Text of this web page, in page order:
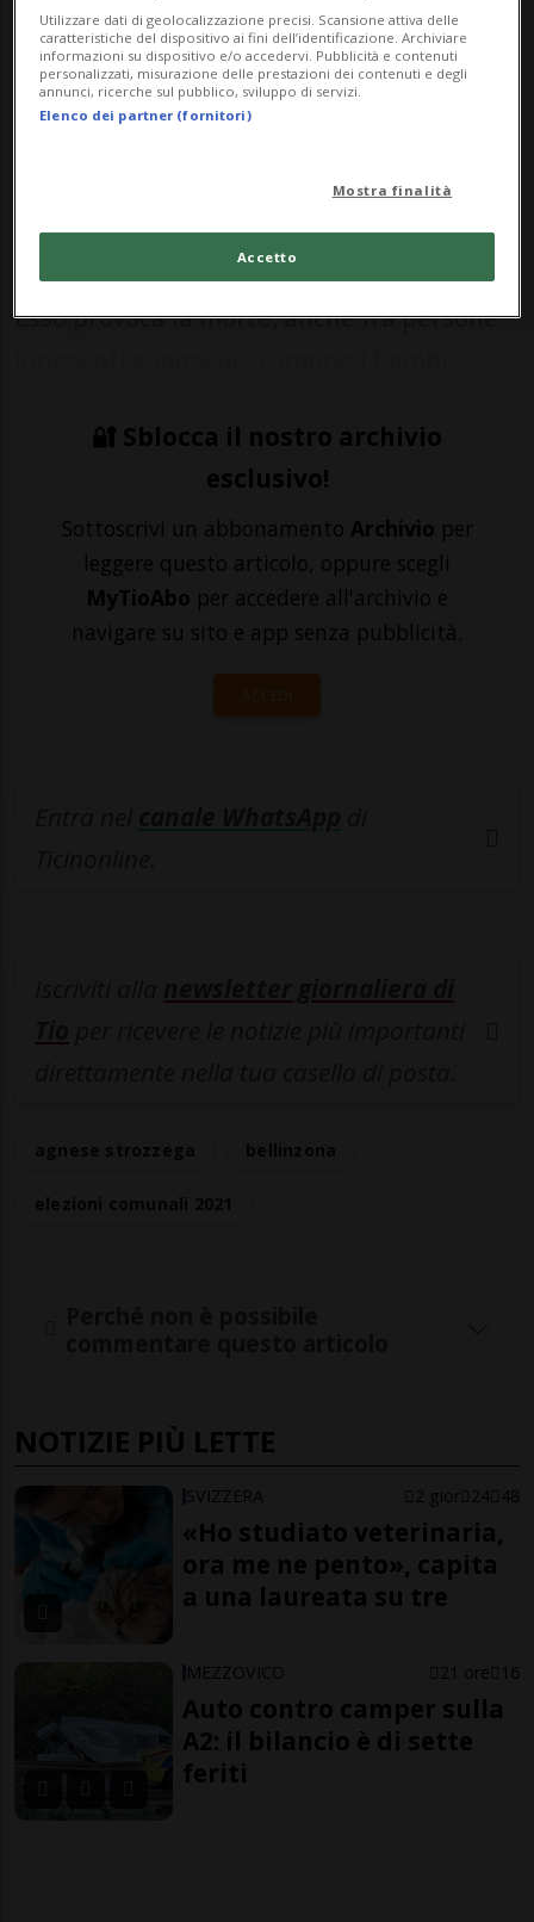
21 mar 2021 - 09:08
la nostra vita di gruppo e individuale,
tutte crudeli, inutili e assurde. La più
crudele: il vero e proprio conflitto armato.
Esso provoca la morte, anche fra persone
🔐 Sblocca il nostro archivio
esclusivo!
Sottoscrivi un abbonamento Archivio per
leggere questo articolo, oppure scegli
MyTioAbo per accedere all'archivio e
navigare su sito e app senza pubblicità.
ACCEDI
NOTIZIE PIÙ LETTE
SVIZZERA 2 gior 24 48
«Ho studiato veterinaria,
ora me ne pento», capita
a una laureata su tre
MEZZOVICO 21 ore 16
Auto contro camper sulla
A2: il bilancio è di sette
feriti
Utilizzare dati di geolocalizzazione precisi. Scansione attiva delle
caratteristiche del dispositivo ai fini dell’identificazione. Archiviare
informazioni su dispositivo e/o accedervi. Pubblicità e contenuti
personalizzati, misurazione delle prestazioni dei contenuti e degli
annunci, ricerche sul pubblico, sviluppo di servizi.
Elenco dei partner (fornitori)
Mostra finalità
Accetto